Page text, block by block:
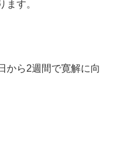
ます。
から2週間で寛解に向